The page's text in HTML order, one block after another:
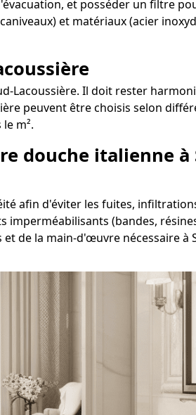
et posséder un filtre
et matériaux (acier
Lacoussière. Il doit rester
peuvent être choisis selon
m².
douche italienne à
afin d'éviter les fuites,
(bandes,
de la main-d'œuvre nécessaire à